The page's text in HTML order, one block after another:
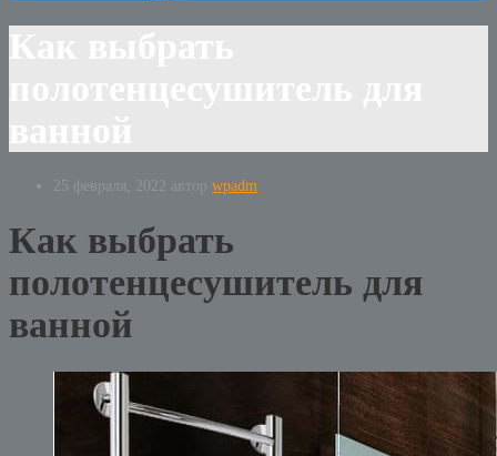
25 февраля, 2022 автор wpadm
Как выбрать
полотенцесушитель для
ванной